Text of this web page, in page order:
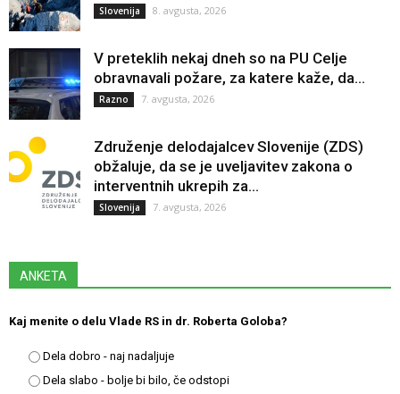
Slovenija 8. avgusta, 2026
V preteklih nekaj dneh so na PU Celje
obravnavali požare, za katere kaže, da...
Razno 7. avgusta, 2026
Združenje delodajalcev Slovenije (ZDS)
obžaluje, da se je uveljavitev zakona o
interventnih ukrepih za...
Slovenija 7. avgusta, 2026
ANKETA
Kaj menite o delu Vlade RS in dr. Roberta Goloba?
Dela dobro - naj nadaljuje
Dela slabo - bolje bi bilo, če odstopi